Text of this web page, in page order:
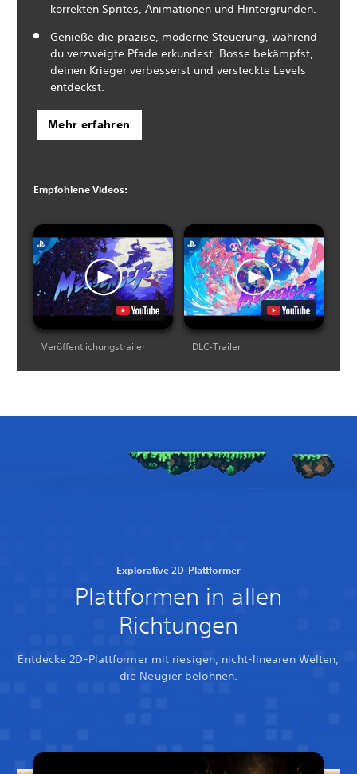
korrekten Sprites, Animationen und Hintergründen.
Genieße die präzise, moderne Steuerung, während
du verzweigte Pfade erkundest, Bosse bekämpfst,
deinen Krieger verbesserst und versteckte Levels
entdeckst.
Mehr erfahren
Empfohlene Videos:
Veröffentlichungstrailer DLC-Trailer
Explorative 2D-Plattformer
Plattformen in allen
Richtungen
Entdecke 2D-Plattformer mit riesigen, nicht-linearen Welten,
die Neugier belohnen.